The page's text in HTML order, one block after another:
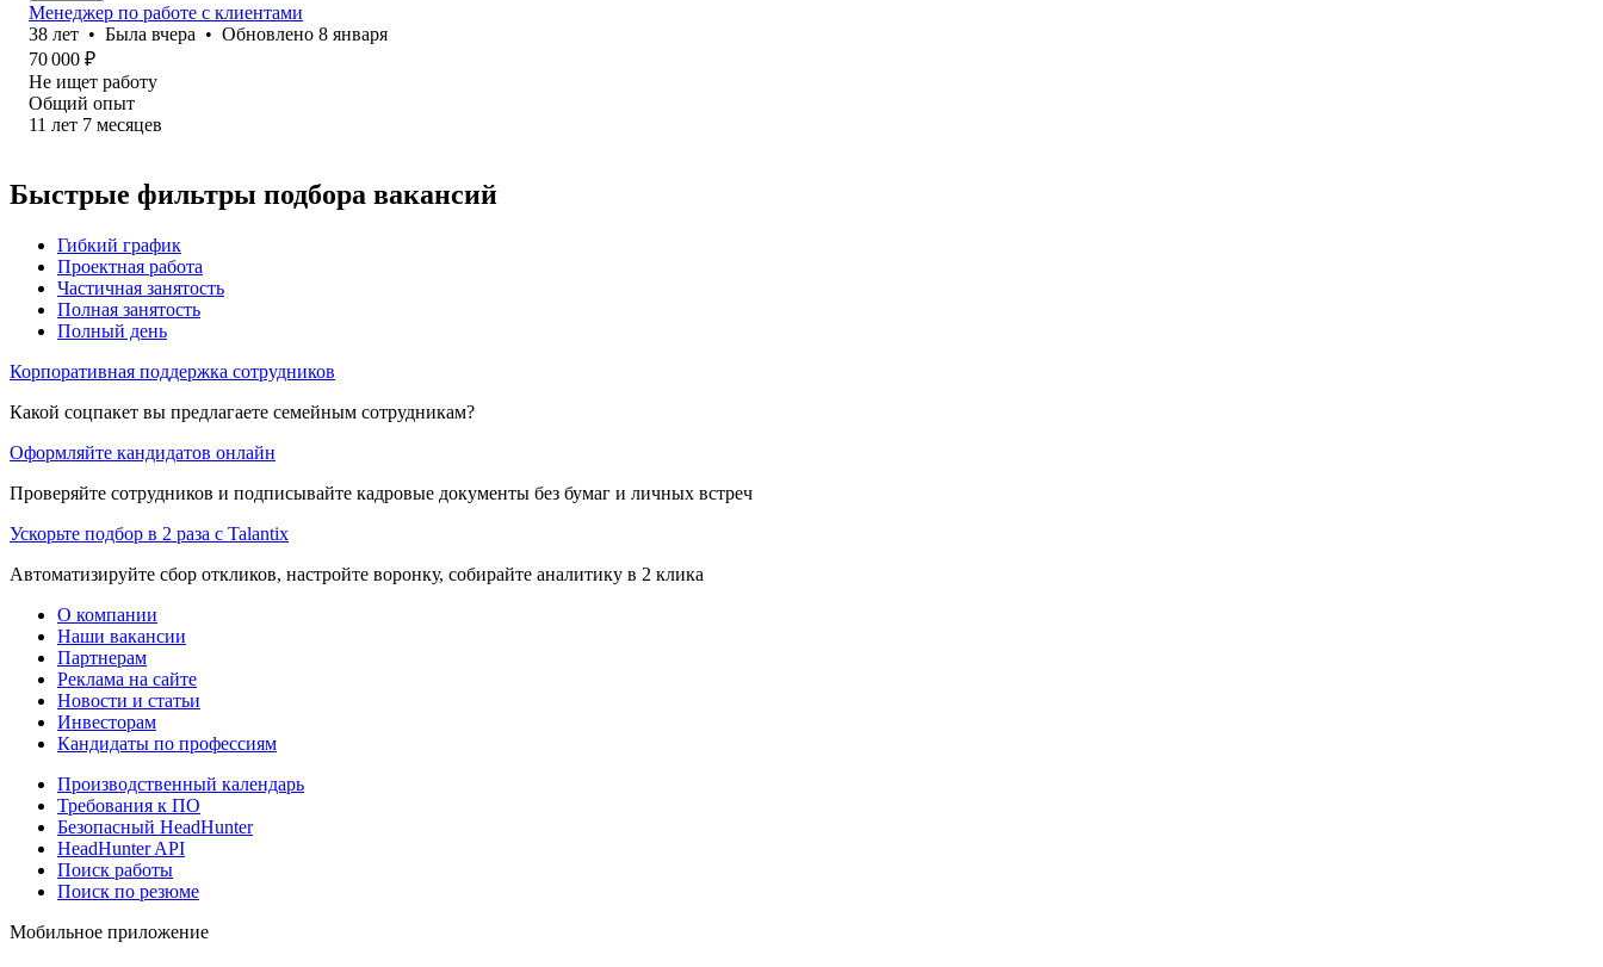
Менеджер по работе с клиентами
38 лет • Была вчера • Обновлено 8 января
70 000 ₽
Не ищет работу
Общий опыт
11 лет 7 месяцев
Быстрые фильтры подбора вакансий
Гибкий график
Проектная работа
Частичная занятость
Полная занятость
Полный день
Корпоративная поддержка сотрудников
Какой соцпакет вы предлагаете семейным сотрудникам?
Оформляйте кандидатов онлайн
Проверяйте сотрудников и подписывайте кадровые документы без бумаг и личных встреч
Ускорьте подбор в 2 раза с Talantix
Автоматизируйте сбор откликов, настройте воронку, собирайте аналитику в 2 клика
О компании
Наши вакансии
Партнерам
Реклама на сайте
Новости и статьи
Инвесторам
Кандидаты по профессиям
Производственный календарь
Требования к ПО
Безопасный HeadHunter
HeadHunter API
Поиск работы
Поиск по резюме
Мобильное приложение